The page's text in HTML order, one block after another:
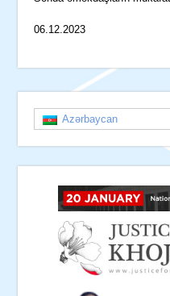
06.12.2023
Azərbaycan